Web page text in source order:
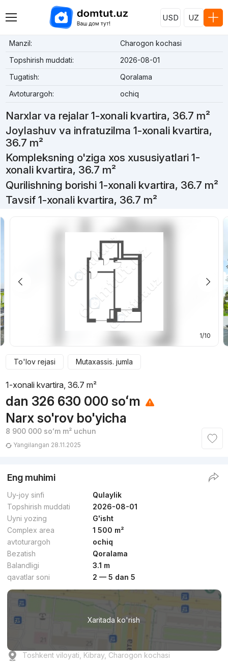
USD UZ
Manzil:
Charogon kochasi
Topshirish muddati:
2026-08-01
Tugatish:
Qoralama
Avtoturargoh:
ochiq
Narxlar va rejalar 1-xonali kvartira, 36.7 m²
Joylashuv va infratuzilma 1-xonali kvartira,
36.7 m²
Kompleksning o'ziga xos xususiyatlari 1-
xonali kvartira, 36.7 m²
Qurilishning borishi 1-xonali kvartira, 36.7 m²
Tavsif 1-xonali kvartira, 36.7 m²
1/10
To'lov rejasi Mutaxassis. jumla
1-xonali kvartira, 36.7 m²
dan 326 630 000 soʻm
Narx so'rov bo'yicha
8 900 000 soʻmm² uchun
Yangilangan 28.11.2025
Eng muhimi
Uy-joy sinfi
Qulaylik
Topshirish muddati
2026-08-01
Uyni yozing
G'isht
Complex area
1 500 m²
avtoturargoh
ochiq
Bezatish
Qoralama
Balandligi
3.1 m
qavatlar soni
2 — 5 dan 5
Xaritada ko'rish
Toshkent viloyati, Kibray, Charogon kochasi